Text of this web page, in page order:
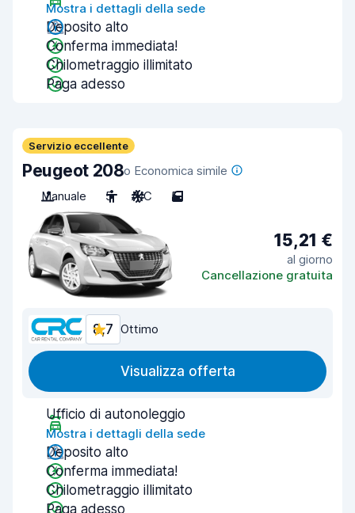
Mostra i dettagli della sede
Deposito alto
Conferma immediata!
Chilometraggio illimitato
Paga adesso
Servizio eccellente
Peugeot 208o Economica simile
Manuale
5 A/C 5
15,21 €
al giorno
Cancellazione gratuita
8,7 Ottimo
Visualizza offerta
Ufficio di autonoleggio
Mostra i dettagli della sede
Deposito alto
Conferma immediata!
Chilometraggio illimitato
Paga adesso